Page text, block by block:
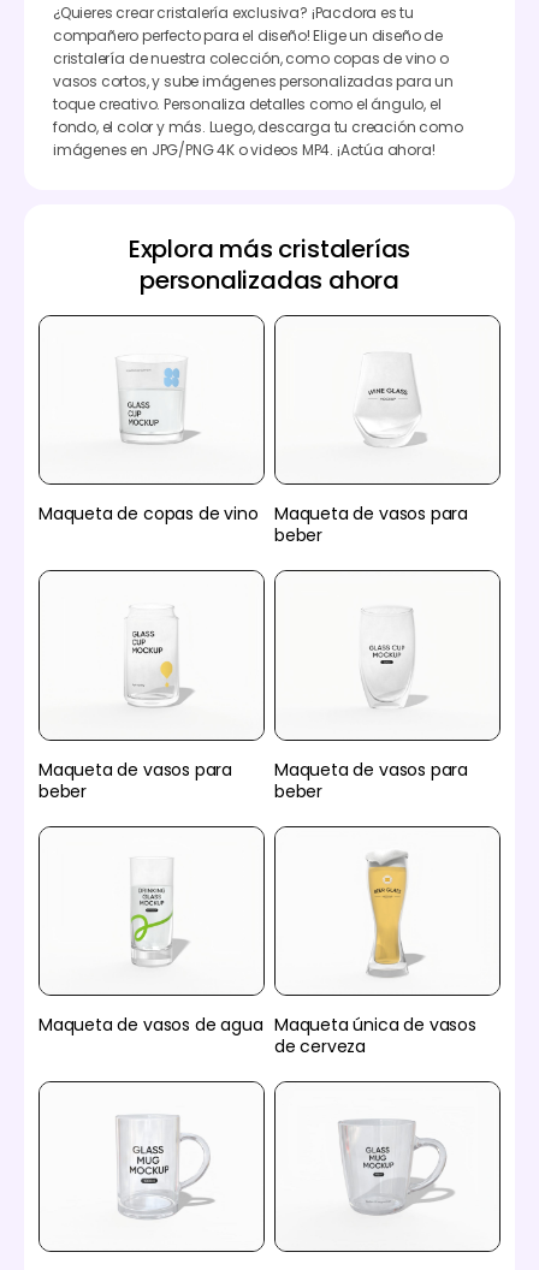
¿Quieres crear cristalería exclusiva? ¡Pacdora es tu
compañero perfecto para el diseño! Elige un diseño de
cristalería de nuestra colección, como copas de vino o
vasos cortos, y sube imágenes personalizadas para un
toque creativo. Personaliza detalles como el ángulo, el
fondo, el color y más. Luego, descarga tu creación como
imágenes en JPG/PNG 4K o videos MP4. ¡Actúa ahora!
Explora más cristalerías
personalizadas ahora
Maqueta de copas de vino
Maqueta de vasos para
beber
Maqueta de vasos para
beber
Maqueta de vasos para
beber
Maqueta de vasos de agua Maqueta única de vasos
de cerveza